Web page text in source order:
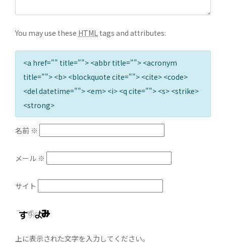
You may use these HTML tags and attributes:
<a href="" title=""> <abbr title=""> <acronym
title=""> <b> <blockquote cite=""> <cite> <code>
<del datetime=""> <em> <i> <q cite=""> <s> <strike>
<strong>
名前 ※
メール ※
サイト
上に表示された文字を入力してください。